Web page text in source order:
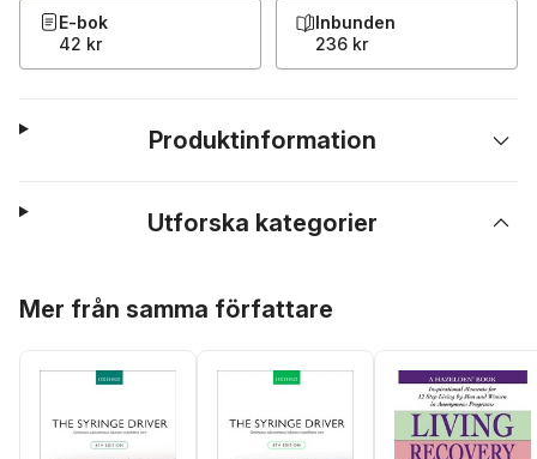
E-bok
42 kr
Inbunden
236 kr
Produktinformation
Utforska kategorier
Mer från samma författare